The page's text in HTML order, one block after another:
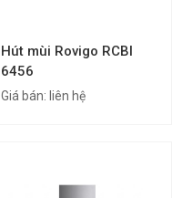
Hút mùi Rovigo RCBI
6456
Giá bán: liên hệ